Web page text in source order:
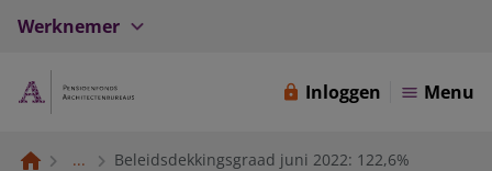
Werknemer
Inloggen Menu
... Beleidsdekkingsgraad juni 2022: 122,6%